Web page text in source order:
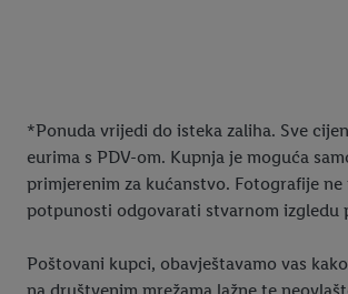
ponedjeljka
*Ponuda vrijedi do isteka zaliha. Sve
eurima s PDV-om. Kupnja je moguća
primjerenim za kućanstvo. Fotografije ne
potpunosti odgovarati stvarnom izgledu
Poštovani kupci, obavještavamo vas
na društvenim mrežama lažne te